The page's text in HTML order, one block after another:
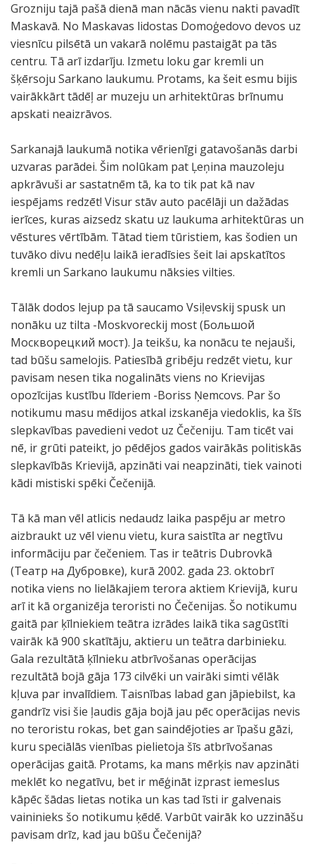
Grozniju tajā pašā dienā man nācās vienu nakti pavadīt
Maskavā. No Maskavas lidostas Domoģedovo devos uz
viesnīcu pilsētā un vakarā nolēmu pastaigāt pa tās
centru. Tā arī izdarīju. Izmetu loku gar kremli un
šķērsoju Sarkano laukumu. Protams, ka šeit esmu bijis
vairākkārt tādēļ ar muzeju un arhitektūras brīnumu
apskati neaizrāvos.
Sarkanajā laukumā notika vērienīgi gatavošanās darbi
uzvaras parādei. Šim nolūkam pat Ļeņina mauzoleju
apkrāvuši ar sastatnēm tā, ka to tik pat kā nav
iespējams redzēt! Visur stāv auto pacēlāji un dažādas
ierīces, kuras aizsedz skatu uz laukuma arhitektūras un
vēstures vērtībām. Tātad tiem tūristiem, kas šodien un
tuvāko divu nedēļu laikā ieradīsies šeit lai apskatītos
kremli un Sarkano laukumu nāksies vilties.
Tālāk dodos lejup pa tā saucamo Vsiļevskij spusk un
nonāku uz tilta -Moskvoreckij most (Большой
Москворецкий мост). Ja teikšu, ka nonācu te nejauši,
tad būšu samelojis. Patiesībā gribēju redzēt vietu, kur
pavisam nesen tika nogalināts viens no Krievijas
opozīcijas kustību līderiem -Boriss Ņemcovs. Par šo
notikumu masu mēdijos atkal izskanēja viedoklis, ka šīs
slepkavības pavedieni vedot uz Čečeniju. Tam ticēt vai
nē, ir grūti pateikt, jo pēdējos gados vairākās politiskās
slepkavībās Krievijā, apzināti vai neapzināti, tiek vainoti
kādi mistiski spēki Čečenijā.
Tā kā man vēl atlicis nedaudz laika paspēju ar metro
aizbraukt uz vēl vienu vietu, kura saistīta ar negtīvu
informāciju par čečeniem. Tas ir teātris Dubrovkā
(Театр на Дубровке), kurā 2002. gada 23. oktobrī
notika viens no lielākajiem terora aktiem Krievijā, kuru
arī it kā organizēja teroristi no Čečenijas. Šo notikumu
gaitā par ķīlniekiem teātra izrādes laikā tika sagūstīti
vairāk kā 900 skatītāju, aktieru un teātra darbinieku.
Gala rezultātā ķīlnieku atbrīvošanas operācijas
rezultātā bojā gāja 173 cilvēki un vairāki simti vēlāk
kļuva par invalīdiem. Taisnības labad gan jāpiebilst, ka
gandrīz visi šie ļaudis gāja bojā jau pēc operācijas nevis
no teroristu rokas, bet gan saindējoties ar īpašu gāzi,
kuru speciālās vienības pielietoja šīs atbrīvošanas
operācijas gaitā. Protams, ka mans mērķis nav apzināti
meklēt ko negatīvu, bet ir mēģināt izprast iemeslus
kāpēc šādas lietas notika un kas tad īsti ir galvenais
vaininieks šo notikumu ķēdē. Varbūt vairāk ko uzzināšu
pavisam drīz, kad jau būšu Čečenijā?